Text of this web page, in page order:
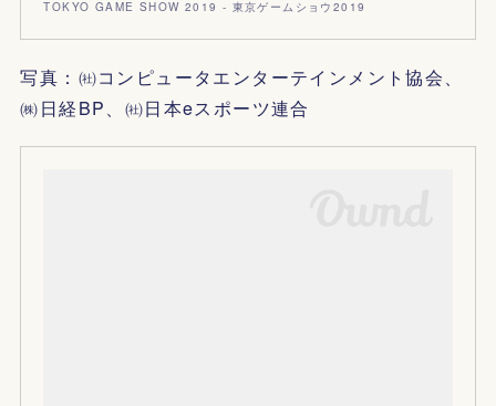
TOKYO GAME SHOW 2019 - 東京ゲームショウ2019
写真：㈳コンピュータエンターテインメント協会、
㈱日経BP、㈳日本eスポーツ連合